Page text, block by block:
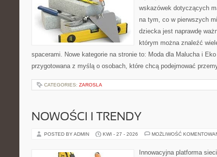
wskazówek dotyczących
na tym, co w pierwszych
dziecka jest naprawdę
którym można znaleźć
spacerami. Nowe kategorie na stronie to: Moda dla Malucha i
przygotowana z myślą o osobach, które chcą podejmować
CATEGORIES: ZAROSLA
NOWOŚCI I TRENDY
POSTED BY ADMIN KWI - 27 - 2026 MOŻLIWOŚĆ
Innowacyjna platforma